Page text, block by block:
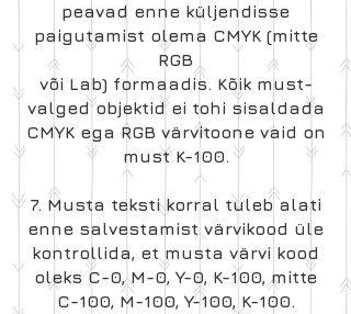
peavad enne küljendisse
paigutamist olema CMYK (mitte
RGB
või Lab) formaadis. Kõik must-
valged objektid ei tohi sisaldada
CMYK ega RGB värvitoone vaid on
must K-100.
7. Musta teksti korral tuleb alati
enne salvestamist värvikood üle
kontrollida, et musta värvi kood
oleks C-0, M-0, Y-0, K-100, mitte
C-100, M-100, Y-100, K-100.